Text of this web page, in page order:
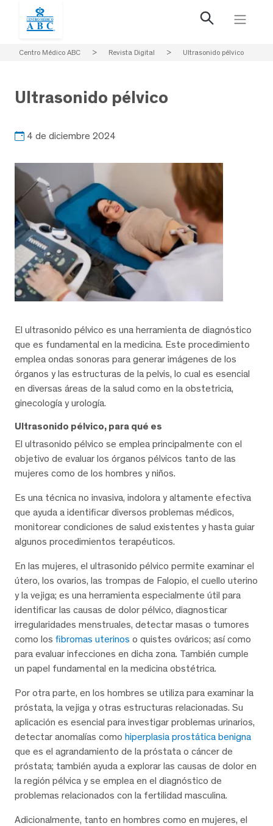
Centro Médico ABC > Revista Digital > Ultrasonido pélvico
Ultrasonido pélvico
4 de diciembre 2024
El ultrasonido pélvico es una herramienta de diagnóstico
que es fundamental en la medicina. Este procedimiento
emplea ondas sonoras para generar imágenes de los
órganos y las estructuras de la pelvis, lo cual es esencial
en diversas áreas de la salud como en la obstetricia,
ginecología y urología.
Ultrasonido pélvico, para qué es
El ultrasonido pélvico se emplea principalmente con el
objetivo de evaluar los órganos pélvicos tanto de las
mujeres como de los hombres y niños.
Es una técnica no invasiva, indolora y altamente efectiva
que ayuda a identificar diversos problemas médicos,
monitorear condiciones de salud existentes y hasta guiar
algunos procedimientos terapéuticos.
En las mujeres, el ultrasonido pélvico permite examinar el
útero, los ovarios, las trompas de Falopio, el cuello uterino
y la vejiga; es una herramienta especialmente útil para
identificar las causas de dolor pélvico, diagnosticar
irregularidades menstruales, detectar masas o tumores
como los fibromas uterinos o quistes ováricos; así como
para evaluar infecciones en dicha zona. También cumple
un papel fundamental en la medicina obstétrica.
Por otra parte, en los hombres se utiliza para examinar la
próstata, la vejiga y otras estructuras relacionadas. Su
aplicación es esencial para investigar problemas urinarios,
detectar anomalías como hiperplasia prostática benigna
que es el agrandamiento de la próstata o cáncer de
próstata; también ayuda a explorar las causas de dolor en
la región pélvica y se emplea en el diagnóstico de
problemas relacionados con la fertilidad masculina.
Adicionalmente, tanto en hombres como en mujeres, el